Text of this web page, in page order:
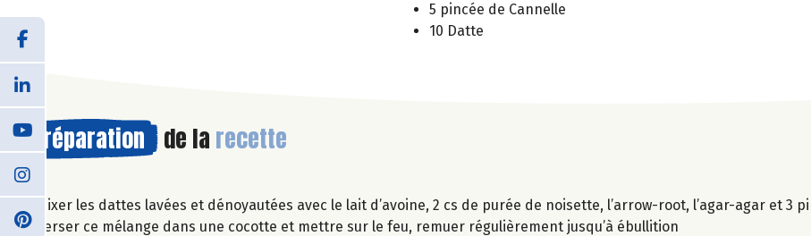
5 pincée de Cannelle
10 Datte
Préparation de la recette
Mixer les dattes lavées et dénoyautées avec le lait d’avoine, 2 cs de purée de noisette, l’arrow-root, l’agar-agar et 3
Verser ce mélange dans une cocotte et mettre sur le feu, remuer régulièrement jusqu’à ébullition